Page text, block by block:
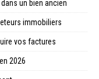
un bien ancien
immobiliers
vos factures
2026